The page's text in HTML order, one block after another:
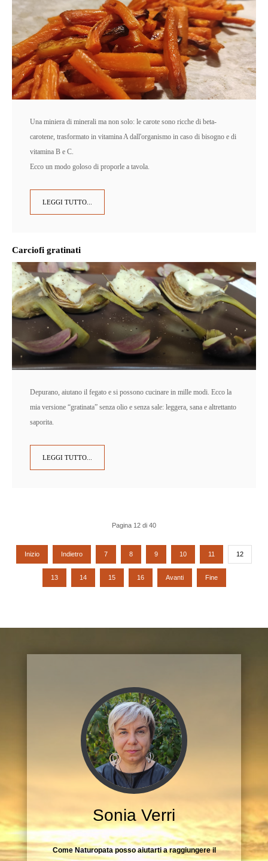
Una miniera di minerali ma non solo: le carote sono ricche di beta-
carotene, trasformato in vitamina A dall'organismo in caso di bisogno e di
vitamina B e C.
Ecco un modo goloso di proporle a tavola.
LEGGI TUTTO...
Carciofi gratinati
Depurano, aiutano il fegato e si possono cucinare in mille modi. Ecco la
mia versione “gratinata” senza olio e senza sale: leggera, sana e altrettanto
saporita.
LEGGI TUTTO...
Pagina 12 di 40
Inizio Indietro 7 8 9 10 11 12
13 14 15 16 Avanti Fine
Sonia Verri
Come Naturopata posso aiutarti a raggiungere il